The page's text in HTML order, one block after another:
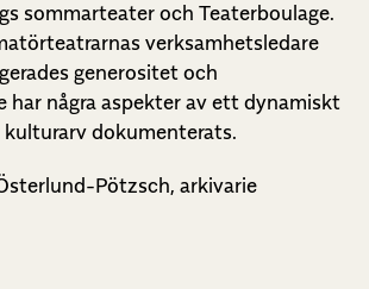
sommarteater och Teaterboulage.
verksamhetsledare
generositet och
har några aspekter av ett dynamiskt
dokumenterats.
Pötzsch, arkivarie